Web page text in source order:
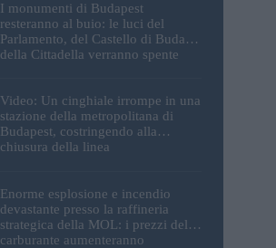
I monumenti di Budapest
resteranno al buio: le luci del
Parlamento, del Castello di Buda e
della Cittadella verranno spente
Video: Un cinghiale irrompe in una
stazione della metropolitana di
Budapest, costringendo alla
chiusura della linea
Enorme esplosione e incendio
devastante presso la raffineria
strategica della MOL: i prezzi del
carburante aumenteranno